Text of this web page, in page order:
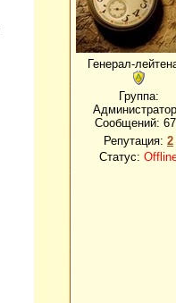
Генерал-
Группа:
Сообщений:
Репутация: 2
Статус: